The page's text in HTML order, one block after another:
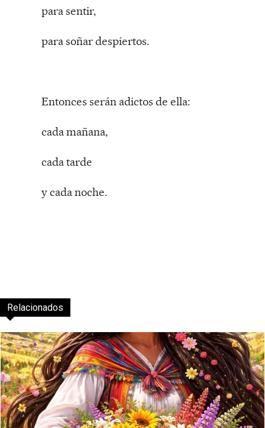
para sentir,
para soñar despiertos.
Entonces serán adictos de ella:
cada mañana,
cada tarde
y cada noche.
Relacionados